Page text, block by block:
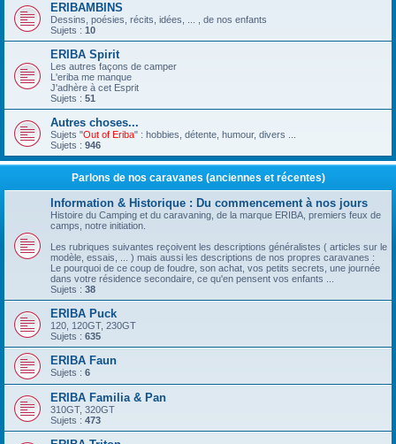
ERIBAMBINS
Dessins, poésies, récits, idées, ... , de nos enfants
Sujets : 10
ERIBA Spirit
Les autres façons de camper
L'eriba me manque
J'adhère à cet Esprit
Sujets : 51
Autres choses...
Sujets "Out of Eriba" : hobbies, détente, humour, divers ...
Sujets : 946
Parlons de nos caravanes (anciennes et récentes)
Information & Historique : Du commencement à nos jours
Histoire du Camping et du caravaning, de la marque ERIBA, premiers feux de
camps, notre initiation.
Les rubriques suivantes reçoivent les descriptions généralistes ( articles sur le
modèle, essais, ... ) mais aussi les descriptions de nos propres caravanes :
Le pourquoi de ce coup de foudre, son achat, vos petits secrets, une journée
dans votre résidence secondaire, ce qu'en pensent vos enfants ...
Sujets : 38
ERIBA Puck
120, 120GT, 230GT
Sujets : 635
ERIBA Faun
Sujets : 6
ERIBA Familia & Pan
310GT, 320GT
Sujets : 473